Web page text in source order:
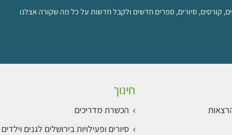
קורסים, סיורים, ספרים חדשים ולקבל חדשות על כל מה שקורה אצלנו
חינוך
הכשרת מדריכים
סיורים ופעילויות בירושלים לגנים וילדים